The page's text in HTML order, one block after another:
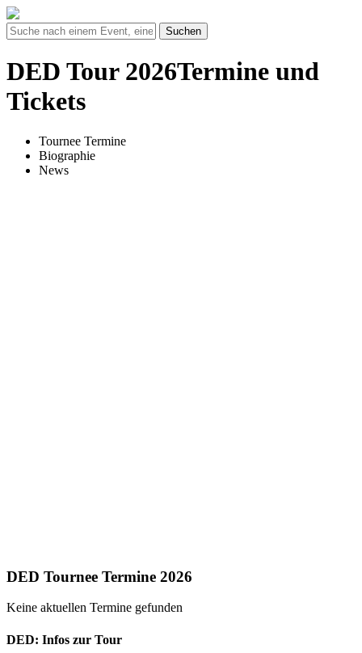
Suchen
DED Tour 2026Termine und
Tickets
Tournee Termine
Biographie
News
DED Tournee Termine 2026
Keine aktuellen Termine gefunden
DED: Infos zur Tour